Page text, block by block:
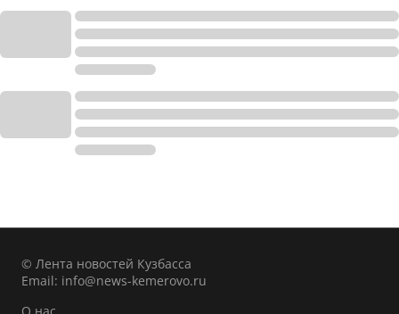
© Лента новостей Кузбасса
Email: info@news-kemerovo.ru